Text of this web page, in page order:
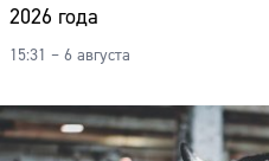
2026 года
15:31 – 6 августа